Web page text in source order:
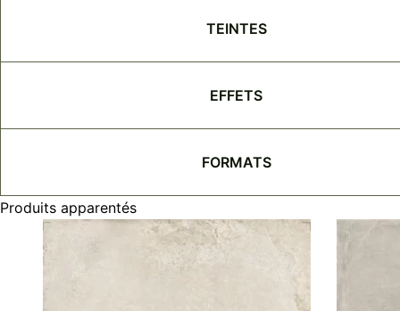
TEINTES
EFFETS
FORMATS
Produits apparentés